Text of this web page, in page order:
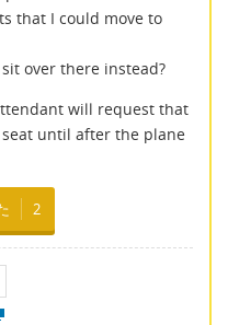
that I could move to
over there instead?
will request that
until after the plane
2